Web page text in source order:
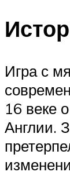
Игра с
16 веке
Англии.